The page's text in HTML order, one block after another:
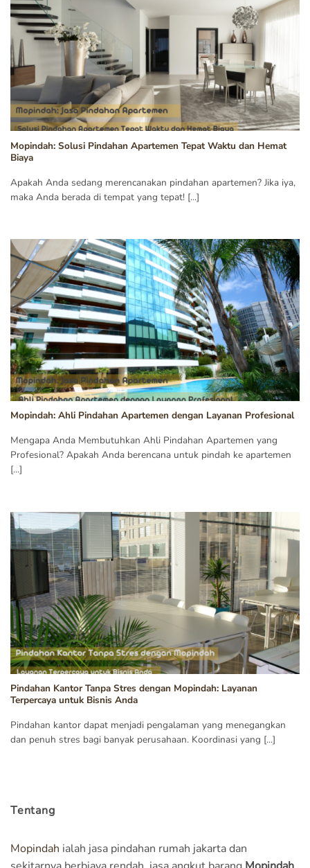
Mopindah: Solusi Pindahan Apartemen Tepat Waktu dan Hemat
Biaya
Apakah Anda sedang merencanakan pindahan apartemen? Jika iya,
maka Anda berada di tempat yang tepat! [...]
Mopindah: Ahli Pindahan Apartemen dengan Layanan Profesional
Mengapa Anda Membutuhkan Ahli Pindahan Apartemen yang
Profesional? Apakah Anda berencana untuk pindah ke apartemen
[...]
Pindahan Kantor Tanpa Stres dengan Mopindah: Layanan
Terpercaya untuk Bisnis Anda
Pindahan kantor dapat menjadi pengalaman yang menegangkan
dan penuh stres bagi banyak perusahaan. Koordinasi yang [...]
Tentang
Mopindah ialah jasa pindahan rumah jakarta dan